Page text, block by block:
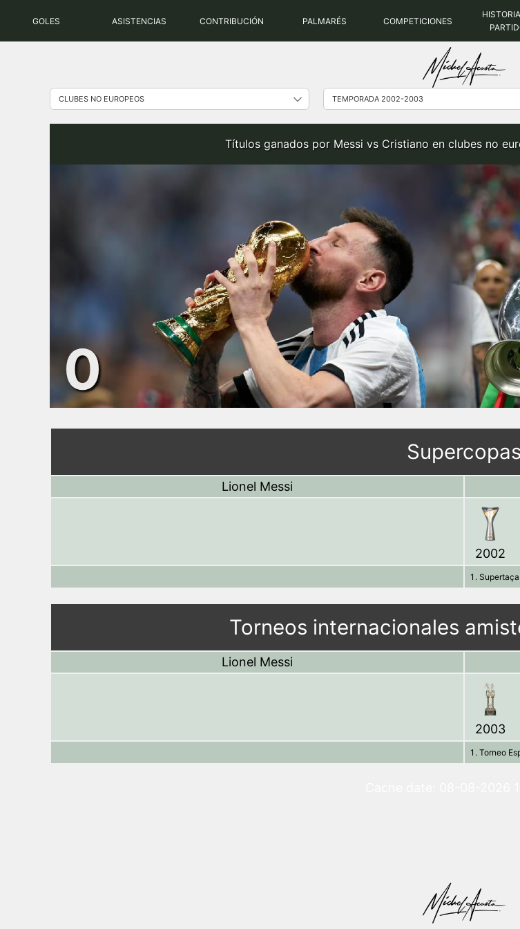
GOLES ASISTENCIAS CONTRIBUCIÓN PALMARÉS COMPETICIONES
Títulos ganados por Messi vs Cristiano en clubes no
0
Supercopas
Lionel Messi
2002
Torneos internacionales
Lionel Messi
2003
Torneo